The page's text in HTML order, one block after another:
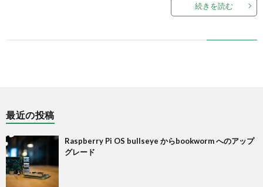
続きを読む
最近の投稿
Raspberry Pi OS bullseye からbookworm へのアップ
グレード